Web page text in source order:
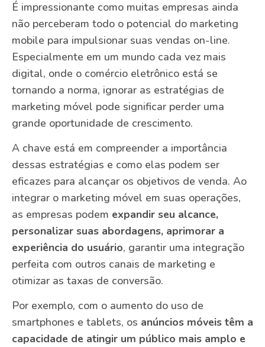
É impressionante como muitas empresas ainda
não perceberam todo o potencial do marketing
mobile para impulsionar suas vendas on-line.
Especialmente em um mundo cada vez mais
digital, onde o comércio eletrônico está se
tornando a norma, ignorar as estratégias de
marketing móvel pode significar perder uma
grande oportunidade de crescimento.
A chave está em compreender a importância
dessas estratégias e como elas podem ser
eficazes para alcançar os objetivos de venda. Ao
integrar o marketing móvel em suas operações,
as empresas podem expandir seu alcance,
personalizar suas abordagens, aprimorar a
experiência do usuário, garantir uma integração
perfeita com outros canais de marketing e
otimizar as taxas de conversão.
Por exemplo, com o aumento do uso de
smartphones e tablets, os anúncios móveis têm a
capacidade de atingir um público mais amplo e